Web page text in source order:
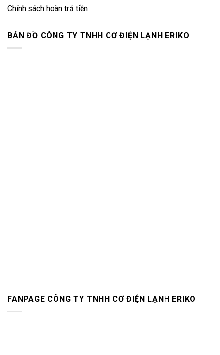
Chính sách hoàn trả tiền
BẢN ĐỒ CÔNG TY TNHH CƠ ĐIỆN LẠNH ERIKO
FANPAGE CÔNG TY TNHH CƠ ĐIỆN LẠNH ERIKO